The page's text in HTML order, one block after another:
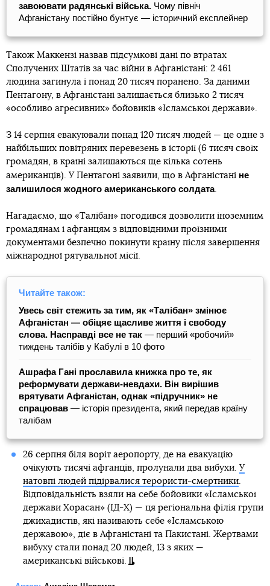
завоювати радянські війська. Чому північ
Афганістану постійно бунтує — історичний експлейнер
Також Маккензі назвав підсумкові дані по втратах
Сполучених Штатів за час війни в Афганістані: 2 461
людина загинула і понад 20 тисяч поранено. За даними
Пентагону, в Афганістані залишається близько 2 тисяч
«особливо агресивних» бойовиків «Ісламської держави».
З 14 серпня евакуювали понад 120 тисяч людей — це одне з
найбільших повітряних перевезень в історії (6 тисяч своїх
громадян, в країні залишаються ще кілька сотень
американців). У Пентагоні заявили, що в Афганістані не
залишилося жодного американського солдата.
Нагадаємо, що «Талібан» погодився дозволити іноземним
громадянам і афганцям з відповідними проїзними
документами безпечно покинути країну після завершення
міжнародної рятувальної місії.
Читайте також:
Увесь світ стежить за тим, як «Талібан» змінює
Афганістан — обіцяє щасливе життя і свободу
слова. Насправді все не так — перший «робочий»
тиждень талібів у Кабулі в 10 фото
Ашрафа Гані прославила книжка про те, як
реформувати держави-невдахи. Він вирішив
врятувати Афганістан, однак «підручник» не
спрацював ― історія президента, який передав країну
талібам
26 серпня біля воріт аеропорту, де на евакуацію
очікують тисячі афганців, пролунали два вибухи. У
натовпі людей підірвалися терористи-смертники.
Відповідальність взяли на себе бойовики «Ісламської
держави Хорасан» (ІД-Х) — ця регіональна філія групи
джихадистів, які називають себе «Ісламською
державою», діє в Афганістані та Пакистані. Жертвами
вибуху стали понад 20 людей, 13 з яких —
американські військові.